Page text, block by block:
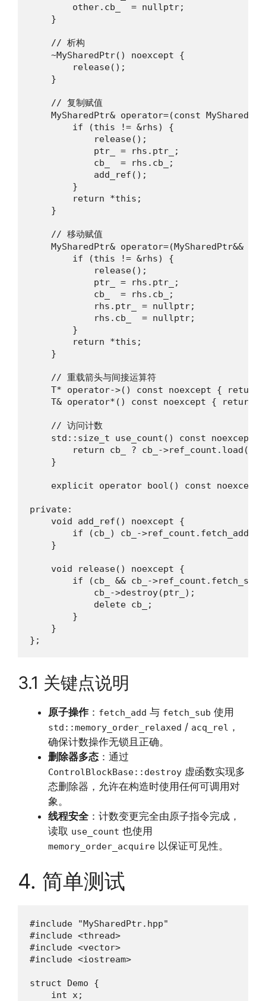
        other.cb_  = nullptr;
    }
    // 析构
    ~MySharedPtr() noexcept {
        release();
    }
    // 复制赋值
MySharedPtr& operator=(const
        if (this != &rhs) {
            release();
            ptr_ = rhs.ptr_;
            cb_  = rhs.cb_;
            add_ref();
        }
        return *this;
    }
    // 移动赋值
MySharedPtr& operator=(MySharedPtr&&
        if (this != &rhs) {
            release();
            ptr_ = rhs.ptr_;
            cb_  = rhs.cb_;
            rhs.ptr_ = nullptr;
            rhs.cb_  = nullptr;
        }
        return *this;
    }
    // 重载箭头与间接运算符
T* operator->() const noexcept { return
T& operator*() const noexcept { return
    // 访问计数
    std::size_t use_count() const noexcept {
return cb_ ? cb_-
    }
explicit operator bool() const noexcept
private:
    void add_ref() noexcept {
if (cb_) cb_-
    }
    void release() noexcept {
if (cb_ && cb_-
            cb_->destroy(ptr_);
            delete cb_;
        }
    }
3.1 关键点说明
原子操作： fetch_add 与 fetch_sub 使用
std::memory_order_relaxed / acq_rel ，
确保计数操作无锁且正确。
删除器多态 ：通过
ControlBlockBase::destroy 虚函数实现多
态删除器，允许在构造时使用任何可调用对
象。
线程安全：计数变更完全由原子指令完成，
读取 use_count 也使用
memory_order_acquire 以保证可见性。
4. 简单测试
#include "MySharedPtr.hpp"
#include <thread>
#include <vector>
#include <iostream>
struct Demo {
    int x;